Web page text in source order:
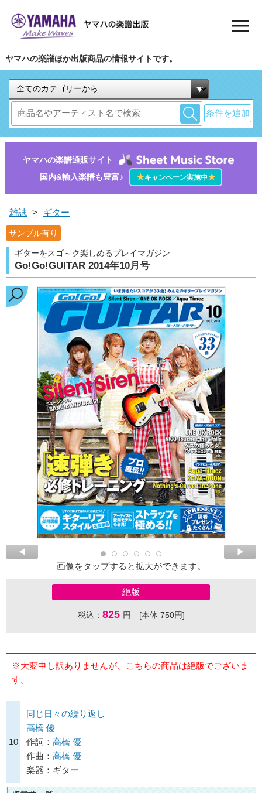
ヤマハの楽譜ほか出版商品の情報サイトです。
条件を追加
ヤマハの楽譜通販サイト
国内&輸入楽譜も豊富♪
★キャンペーン実施中★
雑誌 > ギター
サンプル有り
ギターをスゴ～ク楽しめるプレイマガジン
Go!Go!GUITAR 2014年10月号
画像をタップすると拡大ができます。
絶版
税込： 825 円 [本体 750円]
※大変申し訳ありませんが、こちらの商品は絶版でございま
す。
10
同じ日々の繰り返し
高橋 優
作詞： 高橋 優
作曲： 高橋 優
楽器：ギター